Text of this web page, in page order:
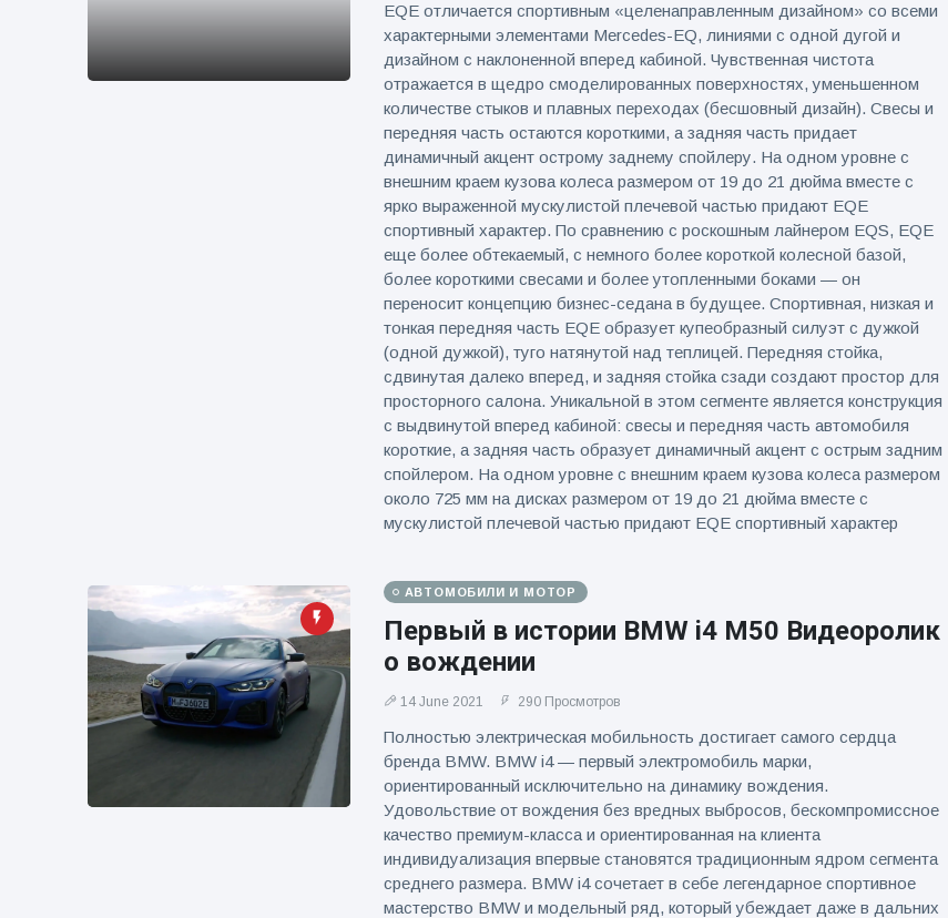
EQE отличается спортивным «целенаправленным дизайном» со всеми
характерными элементами Mercedes-EQ, линиями с одной дугой и
дизайном с наклоненной вперед кабиной. Чувственная чистота
отражается в щедро смоделированных поверхностях, уменьшенном
количестве стыков и плавных переходах (бесшовный дизайн). Свесы и
передняя часть остаются короткими, а задняя часть придает
динамичный акцент острому заднему спойлеру. На одном уровне с
внешним краем кузова колеса размером от 19 до 21 дюйма вместе с
ярко выраженной мускулистой плечевой частью придают EQE
спортивный характер. По сравнению с роскошным лайнером EQS, EQE
еще более обтекаемый, с немного более короткой колесной базой,
более короткими свесами и более утопленными боками — он
переносит концепцию бизнес-седана в будущее. Спортивная, низкая и
тонкая передняя часть EQE образует купеобразный силуэт с дужкой
(одной дужкой), туго натянутой над теплицей. Передняя стойка,
сдвинутая далеко вперед, и задняя стойка сзади создают простор для
просторного салона. Уникальной в этом сегменте является конструкция
с выдвинутой вперед кабиной: свесы и передняя часть автомобиля
короткие, а задняя часть образует динамичный акцент с острым задним
спойлером. На одном уровне с внешним краем кузова колеса размером
около 725 мм на дисках размером от 19 до 21 дюйма вместе с
мускулистой плечевой частью придают EQE спортивный характер
АВТОМОБИЛИ И МОТОР
Первый в истории BMW i4 M50 Видеоролик
о вождении
14 June 2021 290 Просмотров
Полностью электрическая мобильность достигает самого сердца
бренда BMW. BMW i4 — первый электромобиль марки,
ориентированный исключительно на динамику вождения.
Удовольствие от вождения без вредных выбросов, бескомпромиссное
качество премиум-класса и ориентированная на клиента
индивидуализация впервые становятся традиционным ядром сегмента
среднего размера. BMW i4 сочетает в себе легендарное спортивное
мастерство BMW и модельный ряд, который убеждает даже в дальних